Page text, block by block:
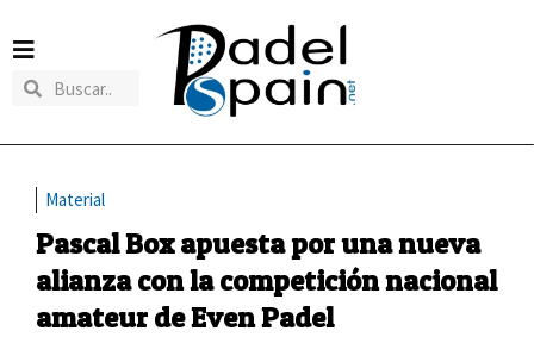
Material
Pascal Box apuesta por una nueva
alianza con la competición nacional
amateur de Even Padel